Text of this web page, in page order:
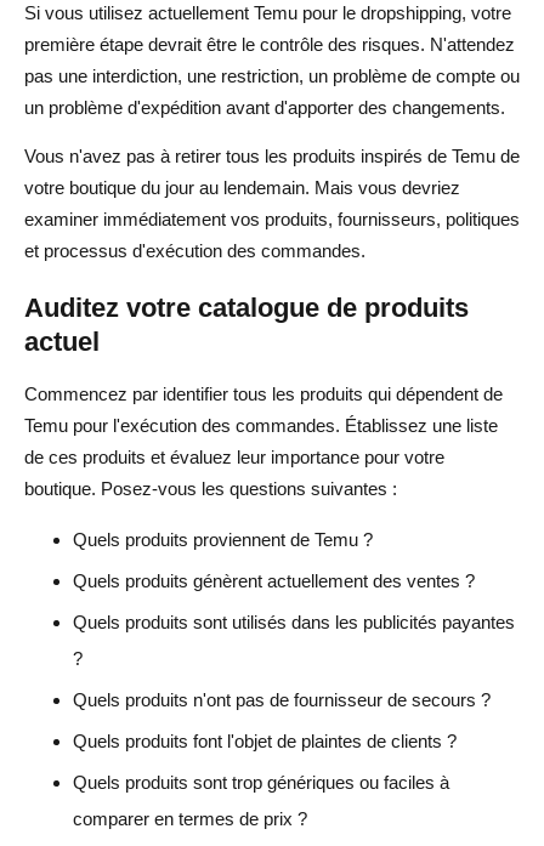
Si vous utilisez actuellement Temu pour le dropshipping, votre
première étape devrait être le contrôle des risques. N'attendez
pas une interdiction, une restriction, un problème de compte ou
un problème d'expédition avant d'apporter des changements.
Vous n'avez pas à retirer tous les produits inspirés de Temu de
votre boutique du jour au lendemain. Mais vous devriez
examiner immédiatement vos produits, fournisseurs, politiques
et processus d'exécution des commandes.
Auditez votre catalogue de produits
actuel
Commencez par identifier tous les produits qui dépendent de
Temu pour l'exécution des commandes. Établissez une liste
de ces produits et évaluez leur importance pour votre
boutique. Posez-vous les questions suivantes :
Quels produits proviennent de Temu ?
Quels produits génèrent actuellement des ventes ?
Quels produits sont utilisés dans les publicités payantes
?
Quels produits n'ont pas de fournisseur de secours ?
Quels produits font l'objet de plaintes de clients ?
Quels produits sont trop génériques ou faciles à
comparer en termes de prix ?